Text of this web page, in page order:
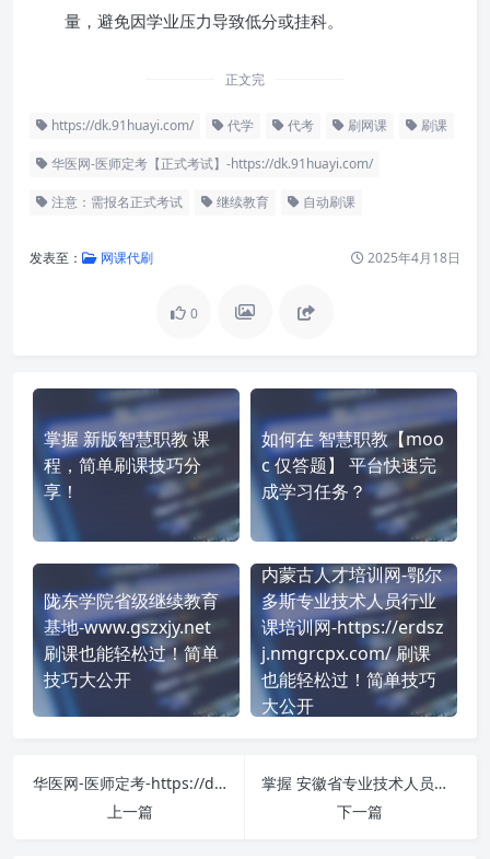
量，避免因学业压力导致低分或挂科。
正文完
https://dk.91huayi.com/ 代学 代考 刷网课 刷课
华医网-医师定考【正式考试】-https://dk.91huayi.com/
注意：需报名正式考试 继续教育 自动刷课
发表至： 网课代刷 2025年4月18日
0
掌握 新版智慧职教 课
程，简单刷课技巧分
享！
如何在 智慧职教【moo
c 仅答题】 平台快速完
成学习任务？
陇东学院省级继续教育
基地-www.gszxjy.net
刷课也能轻松过！简单
技巧大公开
内蒙古人才培训网-鄂尔
多斯专业技术人员行业
课培训网-https://erdsz
j.nmgrcpx.com/ 刷课
也能轻松过！简单技巧
大公开
华医网-医师定考-https://dk.91huayi.com/ 课程学习无压力！教你高效刷题技巧
上一篇
掌握 安徽省专业技术人员继续教育网络培训平台(徽学网)-总台-http://www.huilearning.com/ 课程，简单刷课技巧分享！
下一篇